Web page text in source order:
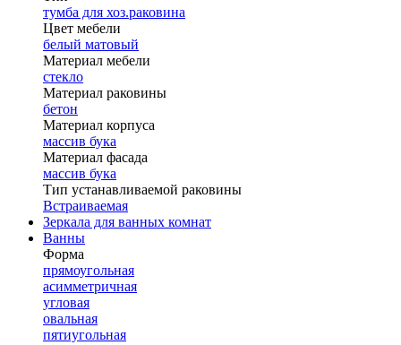
тумба для хоз.раковина
Цвет мебели
белый матовый
Материал мебели
стекло
Материал раковины
бетон
Материал корпуса
массив бука
Материал фасада
массив бука
Тип устанавливаемой раковины
Встраиваемая
Зеркала для ванных комнат
Ванны
Форма
прямоугольная
асимметричная
угловая
овальная
пятиугольная